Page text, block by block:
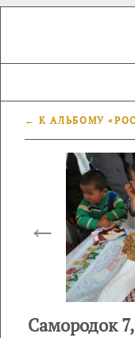
← К АЛЬБОМУ
←
Самородок